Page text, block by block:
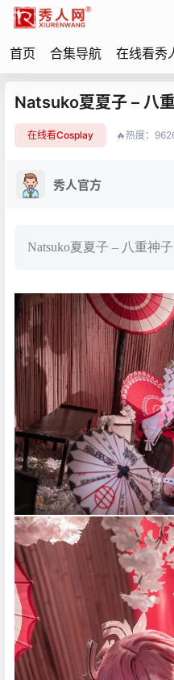
首页 合集导航 在线看秀
Natsuko夏夏子 – 八
在线看Cosplay 🔥热度：
秀人官方
Natsuko夏夏子 – 八重神子